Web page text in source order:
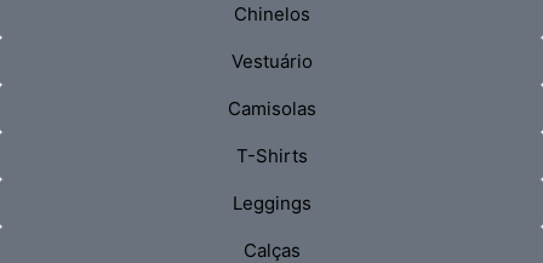
Chinelos
Vestuário
Camisolas
T-Shirts
Leggings
Calças